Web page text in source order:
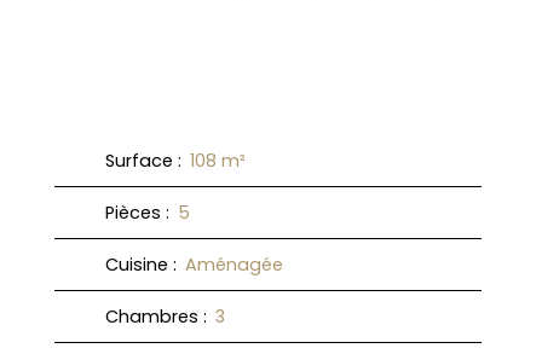
Surface : 108 m²
Pièces : 5
Cuisine : Aménagée
Chambres : 3